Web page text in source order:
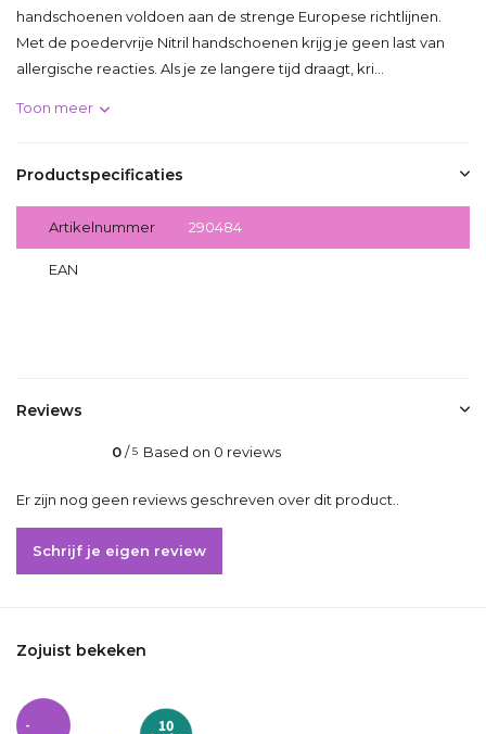
handschoenen voldoen aan de strenge Europese richtlijnen.
Met de poedervrije Nitril handschoenen krijg je geen last van
allergische reacties. Als je ze langere tijd draagt, kri...
Toon meer
Productspecificaties
Artikelnummer 290484
EAN
Reviews
0/5 Based on 0 reviews
Er zijn nog geen reviews geschreven over dit product..
Schrijf je eigen review
Zojuist bekeken
-